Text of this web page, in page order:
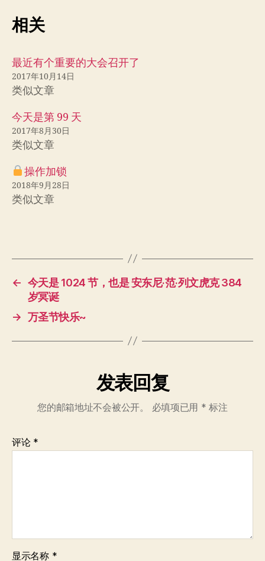
相关
最近有个重要的大会召开了
2017年10月14日
类似文章
今天是第 99 天
2017年8月30日
类似文章
操作加锁
2018年9月28日
类似文章
← 今天是 1024 节，也是 安东尼·范·列文虎克 384
岁冥诞
→ 万圣节快乐~
发表回复
您的邮箱地址不会被公开。 必填项已用 * 标注
评论 *
显示名称 *